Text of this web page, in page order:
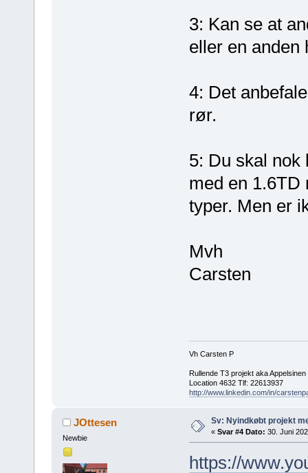
3: Kan se at
eller en anden
4: Det
rør.
5: Du skal nok
med en 1.6TD
typer. Men er
Mvh
Carsten
Vh Carsten P
Rullende T3 projekt aka Appelsinen
Location 4632 Tlf: 22613937
http://www.linkedin.com/in/
JOttesen
Newbie
Sv: Nyindkøbt projekt
« Svar #4 Dato: 30. Juni
https://